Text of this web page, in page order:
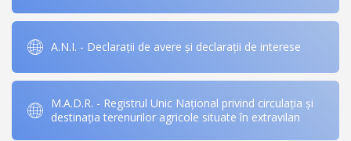
A.N.I. - Declarații de avere și declarații de interese
M.A.D.R. - Registrul Unic Național privind circulația și
destinația terenurilor agricole situate în extravilan